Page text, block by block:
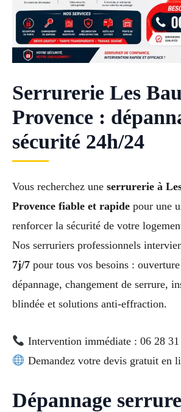
Serrurerie Les
Provence :
sécurité 24h/24
Vous recherchez une serrurerie à
Provence fiable et rapide pour une
renforcer la sécurité de votre
Nos serruriers professionnels
7j/7 pour tous vos besoins :
dépannage, changement de serrure,
blindée et solutions anti-effraction.
Intervention immédiate : 06 28
Demandez votre devis gratuit en
Dépannage